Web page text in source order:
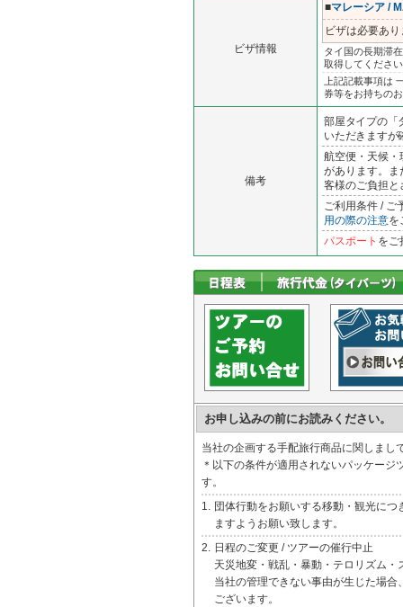
ビザ情報
■マレーシア /
ビザは必要あ
タイ国の長期滞
取得してくださ
上記記載事項は
券等をお持ちの
備考
部屋タイプの「
いただきますが
航空便・天候・
があります。ま
客様のご負担と
ご利用条件 / ご
用の際の注意を
パスポート をご
お申し込みの前にお読みください。
当社の企画する手配旅行商品に関しまし
＊以下の条件が適用されないパッケー
す。
1. 団体行動をお願いする移動・観光に
ますようお願い致します。
2. 日程のご変更 / ツアーの催行中止
天災地変・戦乱・暴動・テロリズム
当社の管理できない事由が生じた場
ございます。